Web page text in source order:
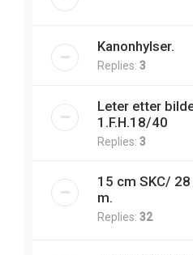
Kanonhylser.
Replies: 3
Leter etter
1.F.H.18/40
Replies: 3
15 cm SKC/
m.
Replies: 32